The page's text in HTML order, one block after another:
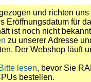
und richten uns
Eröffnungsdatum für
ist noch nicht
zu unserer Adresse
Der Webshop läuft
Bitte lesen, bevor Sie
bestellen.